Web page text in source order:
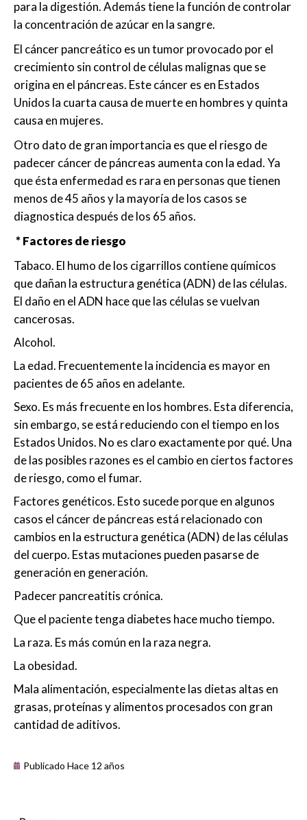
para la digestión. Además tiene la función de controlar
la concentración de azúcar en la sangre.
El cáncer pancreático es un tumor provocado por el
crecimiento sin control de células malignas que se
origina en el páncreas. Este cáncer es en Estados
Unidos la cuarta causa de muerte en hombres y quinta
causa en mujeres.
Otro dato de gran importancia es que el riesgo de
padecer cáncer de páncreas aumenta con la edad. Ya
que ésta enfermedad es rara en personas que tienen
menos de 45 años y la mayoría de los casos se
diagnostica después de los 65 años.
* Factores de riesgo
Tabaco. El humo de los cigarrillos contiene químicos
que dañan la estructura genética (ADN) de las células.
El daño en el ADN hace que las células se vuelvan
cancerosas.
Alcohol.
La edad. Frecuentemente la incidencia es mayor en
pacientes de 65 años en adelante.
Sexo. Es más frecuente en los hombres. Esta diferencia,
sin embargo, se está reduciendo con el tiempo en los
Estados Unidos. No es claro exactamente por qué. Una
de las posibles razones es el cambio en ciertos factores
de riesgo, como el fumar.
Factores genéticos. Esto sucede porque en algunos
casos el cáncer de páncreas está relacionado con
cambios en la estructura genética (ADN) de las células
del cuerpo. Estas mutaciones pueden pasarse de
generación en generación.
Padecer pancreatitis crónica.
Que el paciente tenga diabetes hace mucho tiempo.
La raza. Es más común en la raza negra.
La obesidad.
Mala alimentación, especialmente las dietas altas en
grasas, proteínas y alimentos procesados con gran
cantidad de aditivos.
Publicado Hace 12 años